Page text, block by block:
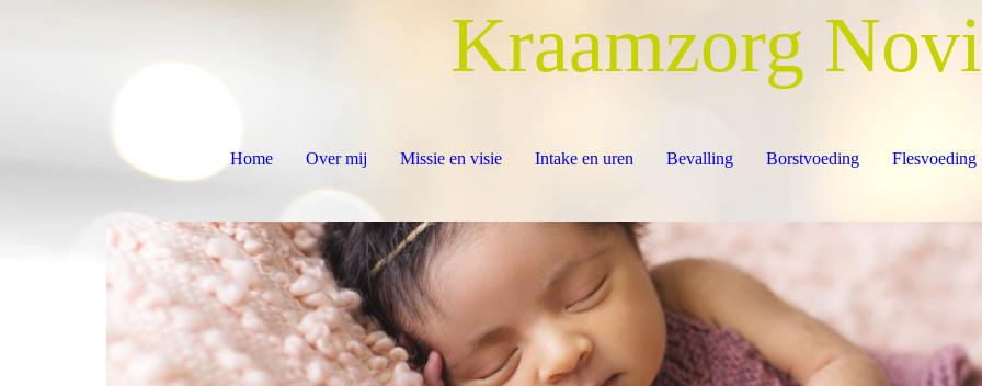
Kraamzorg Novi
Home Over mij Missie en visie Intake en uren Bevalling Borstvoeding Flesvoeding